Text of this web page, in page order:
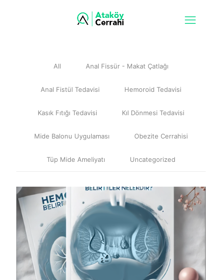
All Anal Fissür - Makat Çatlağı
Anal Fistül Tedavisi Hemoroid Tedavisi
Kasık Fıtığı Tedavisi Kıl Dönmesi Tedavisi
Mide Balonu Uygulaması Obezite Cerrahisi
Tüp Mide Ameliyatı Uncategorized